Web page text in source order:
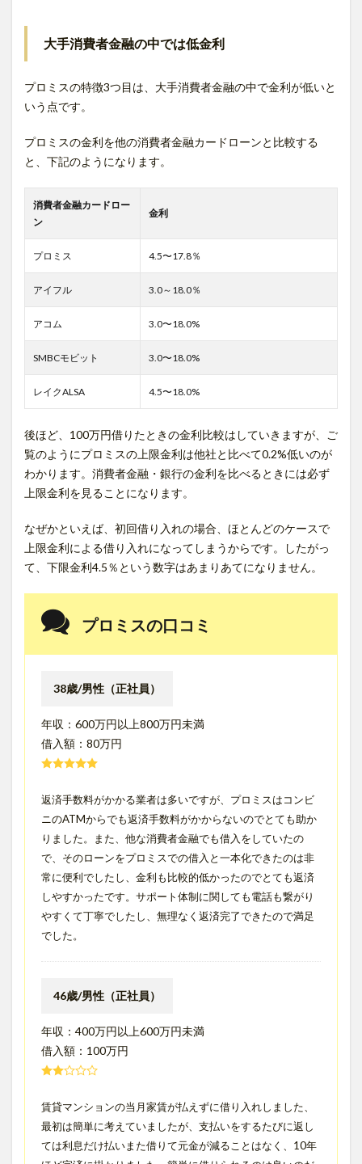
大手消費者金融の中では低金利
プロミスの特徴3つ目は、大手消費者金融の中で金利が低いと
いう点です。
プロミスの金利を他の消費者金融カードローンと比較する
と、下記のようになります。
消費者金融カードロー
ン
金利
プロミス 4.5〜17.8％
アイフル 3.0～18.0％
アコム 3.0〜18.0%
SMBCモビット 3.0〜18.0%
レイクALSA 4.5〜18.0%
後ほど、100万円借りたときの金利比較はしていきますが、ご
覧のようにプロミスの上限金利は他社と比べて0.2%低いのが
わかります。消費者金融・銀行の金利を比べるときには必ず
上限金利を見ることになります。
なぜかといえば、初回借り入れの場合、ほとんどのケースで
上限金利による借り入れになってしまうからです。したがっ
て、下限金利4.5％という数字はあまりあてになりません。
プロミスの口コミ
38歳/男性（正社員）
年収：600万円以上800万円未満
借入額：80万円
返済手数料がかかる業者は多いですが、プロミスはコンビ
ニのATMからでも返済手数料がかからないのでとても助か
りました。また、他な消費者金融でも借入をしていたの
で、そのローンをプロミスでの借入と一本化できたのは非
常に便利でしたし、金利も比較的低かったのでとても返済
しやすかったです。サポート体制に関しても電話も繋がり
やすくて丁寧でしたし、無理なく返済完了できたので満足
でした。
46歳/男性（正社員）
年収：400万円以上600万円未満
借入額：100万円
賃貸マンションの当月家賃が払えずに借り入れしました、
最初は簡単に考えていましたが、支払いをするたびに返し
ては利息だけ払いまた借りて元金が減ることはなく、10年